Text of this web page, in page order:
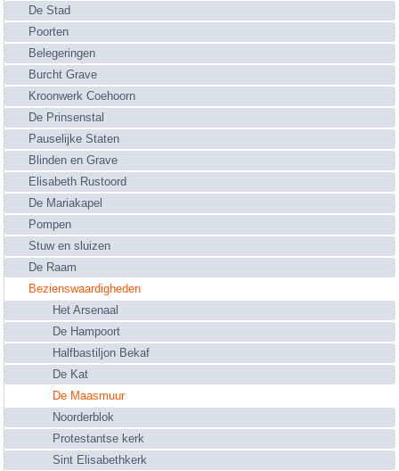
De Stad
Poorten
Belegeringen
Burcht Grave
Kroonwerk Coehoorn
De Prinsenstal
Pauselijke Staten
Blinden en Grave
Elisabeth Rustoord
De Mariakapel
Pompen
Stuw en sluizen
De Raam
Bezienswaardigheden
Het Arsenaal
De Hampoort
Halfbastiljon Bekaf
De Kat
De Maasmuur
Noorderblok
Protestantse kerk
Sint Elisabethkerk